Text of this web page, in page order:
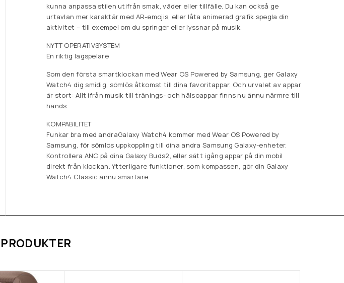
kunna anpassa stilen utifrån smak, väder eller tillfälle. Du kan också ge
urtavlan mer karaktär med AR-emojis, eller låta animerad grafik spegla din
aktivitet – till exempel om du springer eller lyssnar på musik.
NYTT OPERATIVSYSTEM
En riktig lagspelare
Som den första smartklockan med Wear OS Powered by Samsung, ger Galaxy
Watch4 dig smidig, sömlös åtkomst till dina favoritappar. Och urvalet av appar
är stort: Allt ifrån musik till tränings- och hälsoappar finns nu ännu närmre till
hands.
KOMPABILITET
Funkar bra med andraGalaxy Watch4 kommer med Wear OS Powered by
Samsung, för sömlös uppkoppling till dina andra Samsung Galaxy-enheter.
Kontrollera ANC på dina Galaxy Buds2, eller sätt igång appar på din mobil
direkt från klockan. Ytterligare funktioner, som kompassen, gör din Galaxy
Watch4 Classic ännu smartare.